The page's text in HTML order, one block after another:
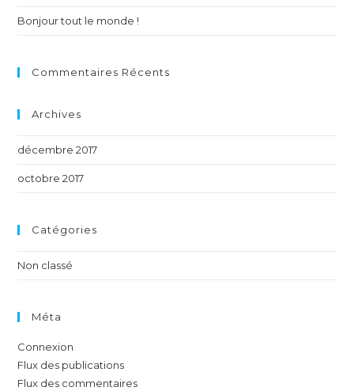
Bonjour tout le monde !
Commentaires Récents
Archives
décembre 2017
octobre 2017
Catégories
Non classé
Méta
Connexion
Flux des publications
Flux des commentaires